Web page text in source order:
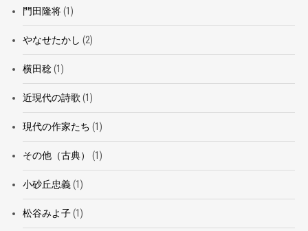
門田隆将(1)
やなせたかし (2)
横田稔(1)
近現代の詩歌 (1)
現代の作家たち (1)
その他（古典） (1)
小砂丘忠義(1)
松谷みよ子(1)